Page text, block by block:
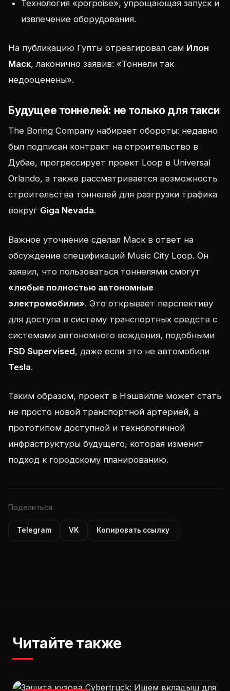
Технология «porpoise», упрощающая запуск и
извлечение оборудования.
На публикацию Гупты отреагировал сам Илон
Маск, лаконично заявив: «Тоннели так
недооценены».
Будущее тоннелей: не только для такси
The Boring Company набирает обороты: недавно
был подписан контракт на строительство в
Дубае, прогрессирует проект Loop в Universal
Orlando, а также рассматривается возможность
строительства тоннелей для разгрузки трафика
вокруг Giga Nevada.
Важное уточнение сделал Маск в ответ на
обсуждение спецификаций Music City Loop. Он
заявил, что пользоваться тоннелями смогут
«любые полностью автономные
электромобили». Это открывает перспективу
для доступа в систему транспортных средств с
системами автономного вождения, подобными
FSD Supervised, даже если это не автомобили
Tesla.
Таким образом, проект в Нэшвилле может стать
не просто новой транспортной артерией, а
прототипом доступной и технологичной
инфраструктуры будущего, которая изменит
подход к городскому планированию.
Поделиться:
Telegram VK Копировать ссылку
Читайте также